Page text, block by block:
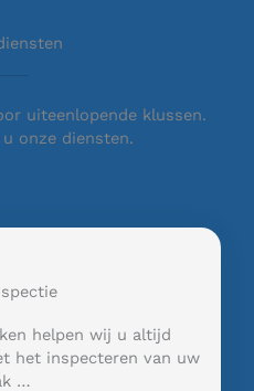
uiteenlopende klussen.
onze diensten.
helpen wij u altijd
het inspecteren van uw
…